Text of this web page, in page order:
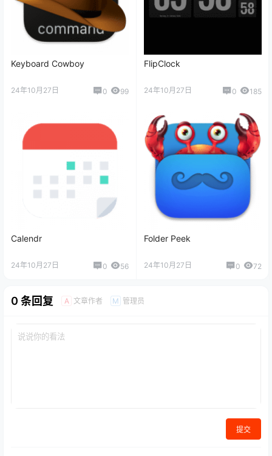
Keyboard Cowboy
24年10月27日 0 99
FlipClock
24年10月27日 0 185
Calendr
24年10月27日 0 56
Folder Peek
24年10月27日 0 72
0 条回复 A 文章作者 M 管理员
提交